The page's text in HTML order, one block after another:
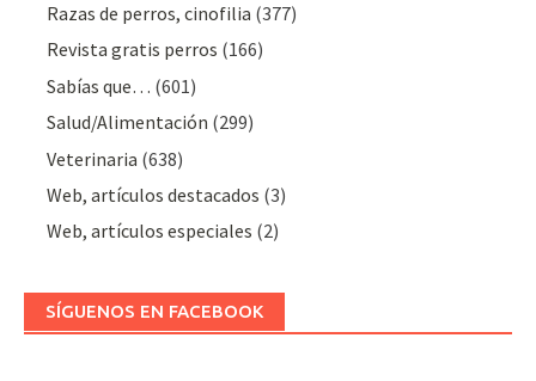
Razas de perros, cinofilia (377)
Revista gratis perros (166)
Sabías que… (601)
Salud/Alimentación (299)
Veterinaria (638)
Web, artículos destacados (3)
Web, artículos especiales (2)
SÍGUENOS EN FACEBOOK